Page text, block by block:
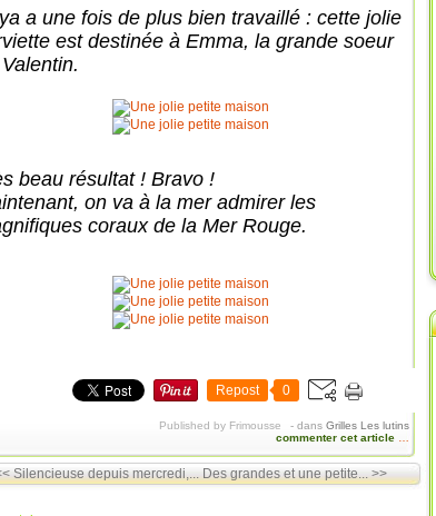
a une fois de plus bien travaillé : cette jolie
est destinée à Emma, la grande soeur
beau résultat ! Bravo !
on va à la mer admirer les
coraux de la Mer Rouge.
Repost 0
Published by Frimousse - dans Grilles Les lutins
commenter cet article
Silencieuse depuis mercredi,... Des grandes et une petite... >>